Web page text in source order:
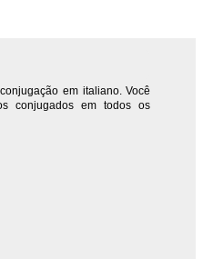
em italiano. Você
conjugados em todos os